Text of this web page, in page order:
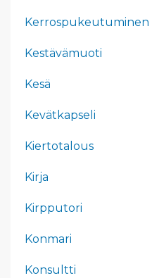
Kerrospukeutuminen
Kestävämuoti
Kesä
Kevätkapseli
Kiertotalous
Kirja
Kirpputori
Konmari
Konsultti